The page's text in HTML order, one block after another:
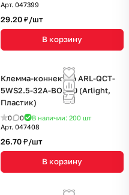
Арт. 047399
29.20 ₽/шт
В корзину
Клемма-коннектор ARL-QCT-
5WS2.5-32A-BOX20 (Arlight,
Пластик)
0 0 В наличии: 200 шт
Арт. 047408
26.70 ₽/шт
В корзину